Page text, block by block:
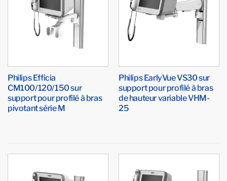
Philips Efficia
CM100/120/150 sur
support pour profilé à bras
pivotant série M
Philips EarlyVue VS30 sur
support pour profilé à bras
de hauteur variable VHM-
25